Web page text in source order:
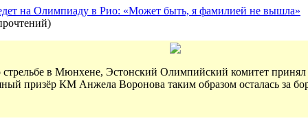
на Олимпиаду в Рио: «Может быть, я фамилией не вышла»
)
стрельбе в Мюнхене, Эстонский Олимпийский комитет
призёр КМ Анжела Воронова таким образом осталась за